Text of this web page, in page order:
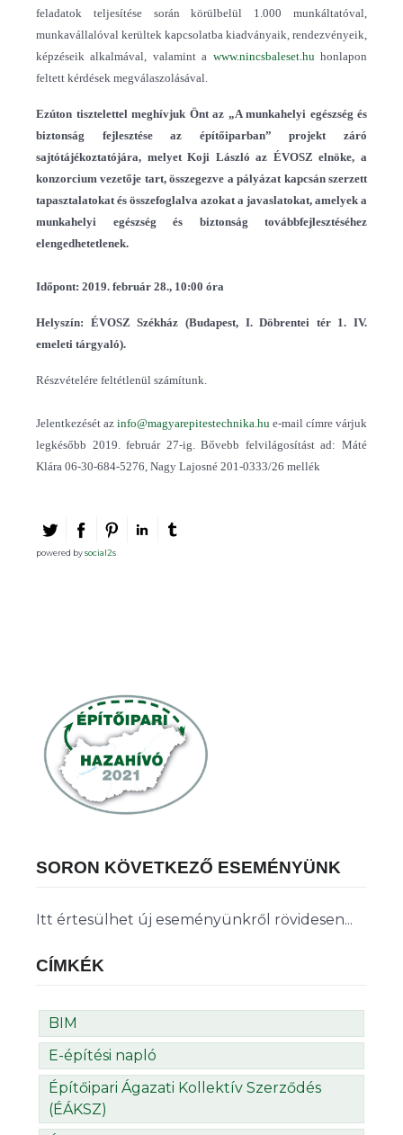
feladatok teljesítése során körülbelül 1.000 munkáltatóval,
munkavállalóval kerültek kapcsolatba kiadványaik, rendezvényeik,
képzéseik alkalmával, valamint a www.nincsbaleset.huhonlapon
feltett kérdések megválaszolásával.
Ezúton tisztelettel meghívjuk Önt az „A munkahelyi egészség és
biztonság fejlesztése az építőiparban” projekt záró
sajtótájékoztatójára, melyet Koji László az ÉVOSZ elnöke, a
konzorcium vezetője tart, összegezve a pályázat kapcsán szerzett
tapasztalatokat és összefoglalva azokat a javaslatokat, amelyek a
munkahelyi egészség és biztonság továbbfejlesztéséhez
elengedhetetlenek.
Időpont: 2019. február 28., 10:00 óra
Helyszín: ÉVOSZ Székház (Budapest, I. Döbrentei tér 1. IV.
emeleti tárgyaló).
Részvételére feltétlenül számítunk.
Jelentkezését az info@magyarepitestechnika.hu e-mail címre várjuk
legkésőbb 2019. február 27-ig. Bővebb felvilágosítást ad: Máté
Klára 06-30-684-5276, Nagy Lajosné 201-0333/26 mellék
powered bysocial2s
SORON KÖVETKEZŐ ESEMÉNYÜNK
Itt értesülhet új eseményünkről rövidesen...
CÍMKÉK
BIM
E-építési napló
Építőipari Ágazati Kollektív Szerződés
(ÉÁKSZ)